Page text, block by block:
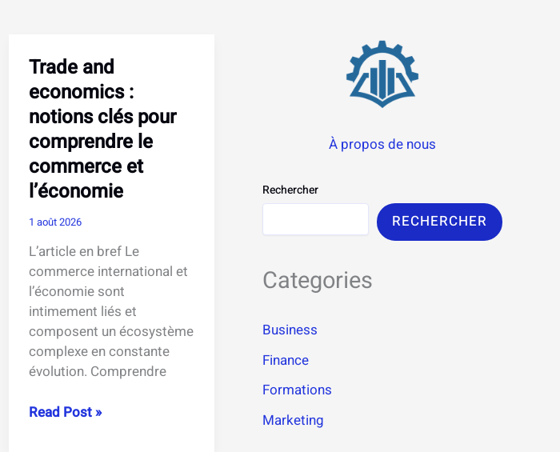
Trade and
economics :
notions clés pour
comprendre le
commerce et
l’économie
1 août 2026
L’article en bref Le
commerce international et
l’économie sont
intimement liés et
composent un écosystème
complexe en constante
évolution. Comprendre
Trade
Read Post »
À propos de nous
Rechercher
RECHERCHER
Categories
Business
Finance
Formations
Marketing